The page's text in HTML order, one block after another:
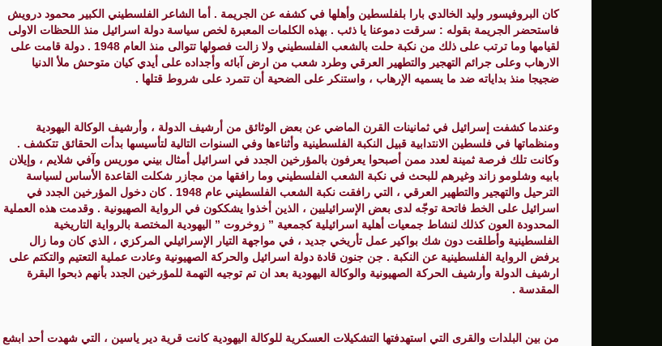
كان البروفيسور وليد الخالدي بارا بلفلسطين وأهلها في كشفه عن الجريمة . أما الشاعر الفلسطيني الكبير محمود درويش
فاستحضر الجريمة بقوله : سرقت دموعنا يا ذئب . بهذه الكلمات المعبرة لخص سياسة دولة اسرائيل منذ اللحظات الاولى
لقيامها وما ترتب على ذلك من نكبة حلت بالشعب الفلسطيني ولا زالت فصولها تتوالى منذ العام 1948 . دولة قامت على
الارهاب وعلى جرائم التهجير والتطهير العرقي وطرد شعب من ارض آبائه وأجداده على أيدي كيان متوحش ملأ الدنيا
ضجيجا منذ بداياته ضد ما يسميه الإرهاب ، واستنكر على الضحية أن تتمرد على شروط قتلها .
وعندما كشفت إسرائيل في ثمانينات القرن الماضي عن بعض الوثائق من أرشيف الدولة ، وأرشيف الوكالة اليهودية
ومنظماتها في فلسطين الانتدابية قبيل النكبة الفلسطينية وأثناءها وفي السنوات التالية لتأسيسها بدأت الحقائق تتكشف .
وكانت تلك فرصة ثمينة لعدد ممن أصبحوا يعرفون بالمؤرخين الجدد في اسرائيل أمثال بيني موريس وآفي شلايم ، وإيلان
بابيه وشلومو زاند وغيرهم للبحث في نكبة الشعب الفلسطيني وما رافقها من مجازر شكلت القاعدة الأساس لسياسة
الترحيل والتهجير والتطهير العرقي ، التي رافقت نكبة الشعب الفلسطيني عام 1948 . كان دخول المؤرخين الجدد في
اسرائيل على الخط فاتحة توجّه لدى بعض الإسرائيليين ، الذين أخذوا يشككون في الرواية الصهيونية . وقدمت هذه العملية
المحدودة العون كذلك لنشاط جمعيات أهلية اسرائيلية كجمعية ” زوخروت ” اليهودية المختصة بالرواية التاريخية
الفلسطينية وأطلقت دون شك بواكير عمل تأريخي جديد ، في مواجهة التيار الإسرائيلي المركزي ، الذي كان وما زال
يرفض الرواية الفلسطينية عن النكبة . جن جنون قادة دولة اسرائيل والحركة الصهيونية وعادت عملية التعتيم والتكتم على
ارشيف الدولة وأرشيف الحركة الصهيونية والوكالة اليهودية بعد ان تم توجيه التهمة للمؤرخين الجدد بأنهم ذبحوا البقرة
المقدسة .
من بين البلدات والقرى التي استهدفتها التشكيلات العسكرية للوكالة اليهودية كانت قرية دير ياسين ، التي شهدت أحد ابشع